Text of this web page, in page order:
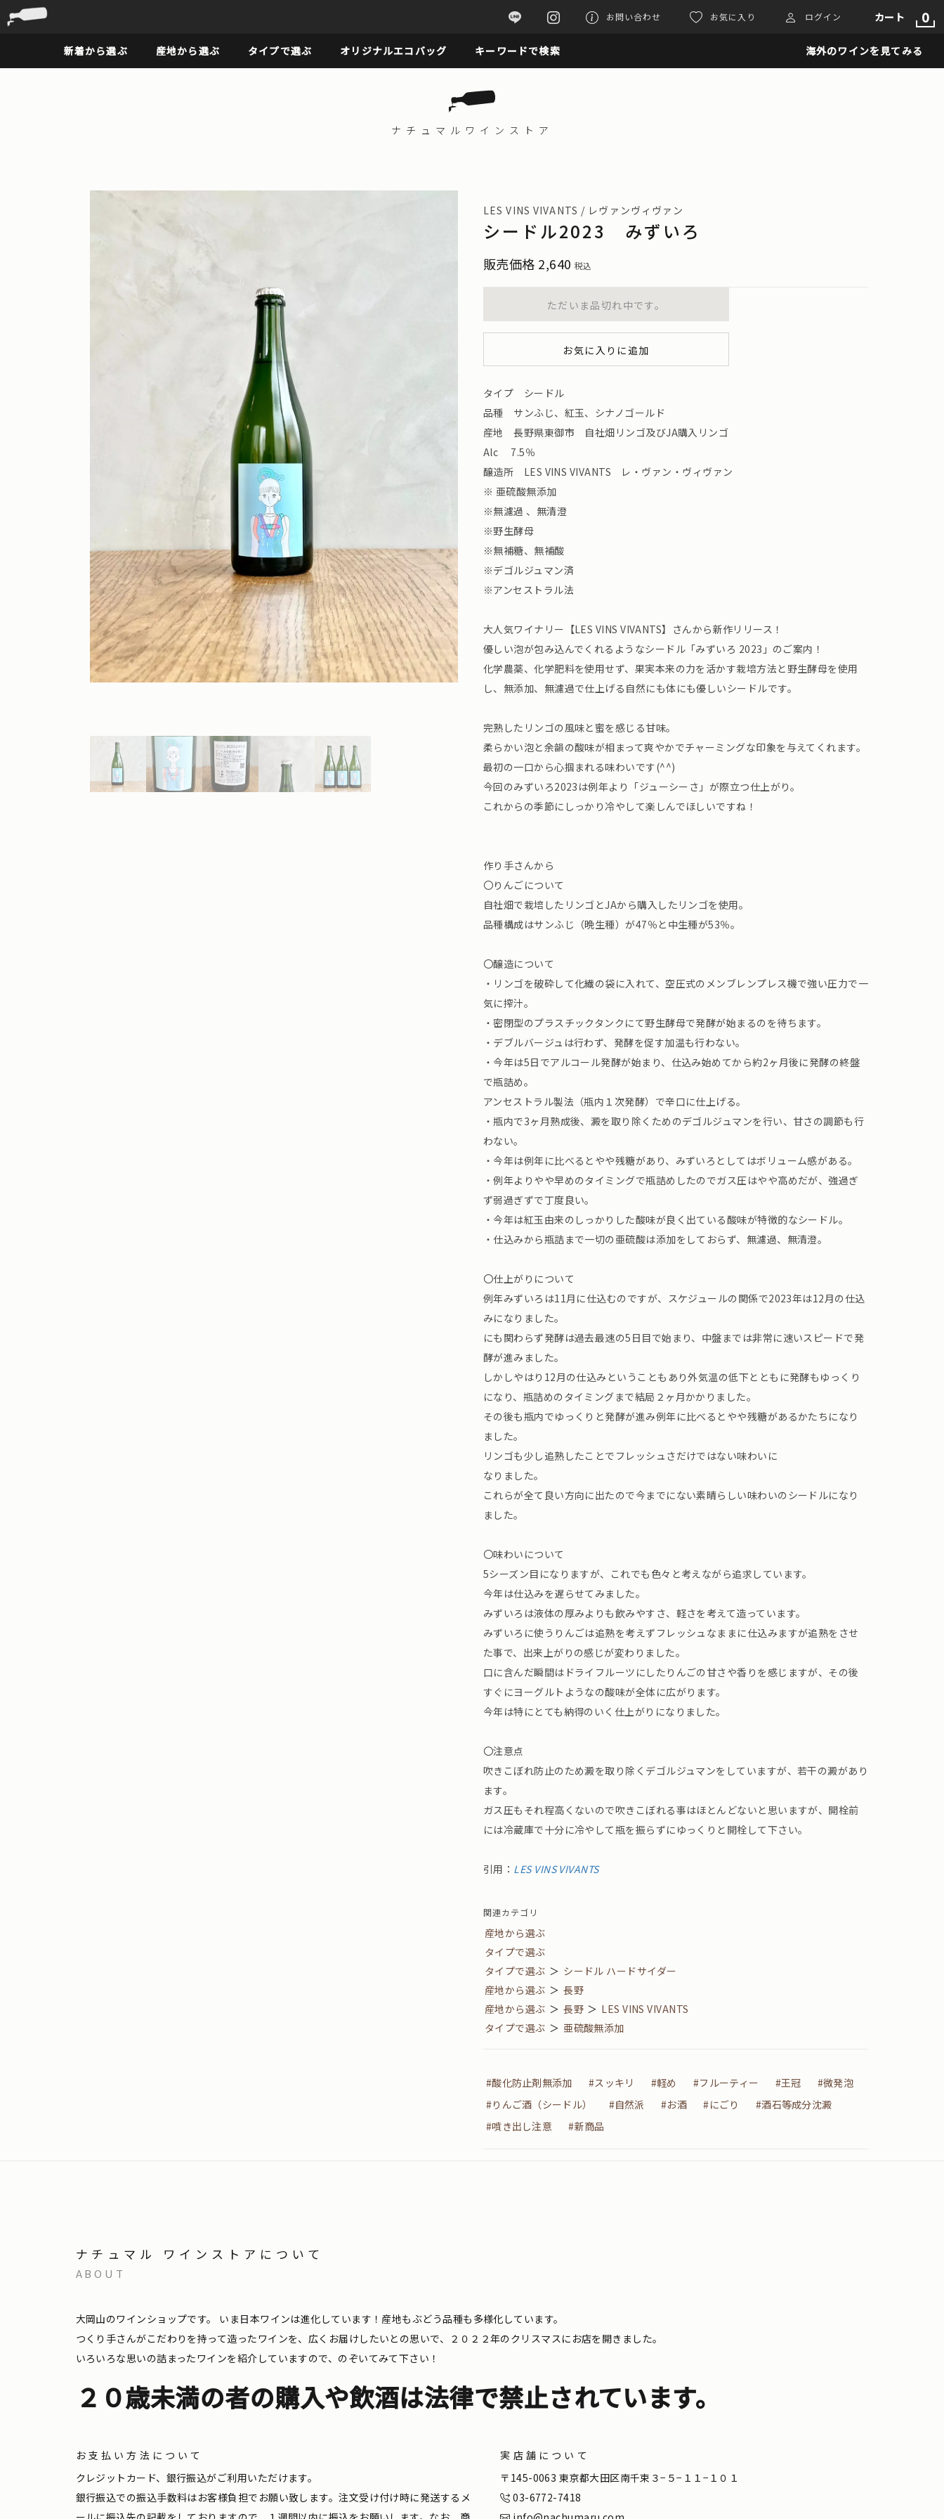
お問い合わせ お気に入り ログイン カート 0
新着から選ぶ 産地から選ぶ タイプで選ぶ オリジナルエコバッグ キーワードで検索 海外のワインを見てみる
ナチュマル ワインストア
LES VINS VIVANTS / レヴァンヴィヴァン
シードル2023 みずいろ
販売価格 2,640 税込
ただいま品切れ中です。
お気に入りに追加
タイプ シードル
品種 サンふじ、紅玉、シナノゴールド
産地 長野県東御市 自社畑リンゴ及びJA購入リンゴ
Alc 7.5％
醸造所 LES VINS VIVANTS レ・ヴァン・ヴィヴァン
※ 亜硫酸無添加
※無濾過 、無清澄
※野生酵母
※無補糖、無補酸
※デゴルジュマン済
※アンセストラル法
大人気ワイナリー【LES VINS VIVANTS】さんから新作リリース！
優しい泡が包み込んでくれるようなシードル「みずいろ 2023」のご案内！
化学農薬、化学肥料を使用せず、果実本来の力を活かす栽培方法と野生酵母を使用
し、無添加、無濾過で仕上げる自然にも体にも優しいシードルです。
完熟したリンゴの風味と蜜を感じる甘味。
柔らかい泡と余韻の酸味が相まって爽やかでチャーミングな印象を与えてくれます。
最初の一口から心掴まれる味わいです(^^)
今回のみずいろ2023は例年より「ジューシーさ」が際立つ仕上がり。
これからの季節にしっかり冷やして楽しんでほしいですね！
作り手さんから
〇りんごについて
自社畑で栽培したリンゴとJAから購入したリンゴを使用。
品種構成はサンふじ（晩生種）が47％と中生種が53％。
〇醸造について
・リンゴを破砕して化繊の袋に入れて、空圧式のメンブレンプレス機で強い圧力で一
気に搾汁。
・密閉型のプラスチックタンクにて野生酵母で発酵が始まるのを待ちます。
・デブルバージュは行わず、発酵を促す加温も行わない。
・今年は5日でアルコール発酵が始まり、仕込み始めてから約2ヶ月後に発酵の終盤
で瓶詰め。
アンセストラル製法（瓶内１次発酵）で辛口に仕上げる。
・瓶内で3ヶ月熟成後、澱を取り除くためのデゴルジュマンを行い、甘さの調節も行
わない。
・今年は例年に比べるとやや残糖があり、みずいろとしてはボリューム感がある。
・例年よりやや早めのタイミングで瓶詰めしたのでガス圧はやや高めだが、強過ぎ
ず弱過ぎずで丁度良い。
・今年は紅玉由来のしっかりした酸味が良く出ている酸味が特徴的なシードル。
・仕込みから瓶詰まで一切の亜硫酸は添加をしておらず、無濾過、無清澄。
〇仕上がりについて
例年みずいろは11月に仕込むのですが、スケジュールの関係で2023年は12月の仕込
みになりました。
にも関わらず発酵は過去最速の5日目で始まり、中盤までは非常に速いスピードで発
酵が進みました。
しかしやはり12月の仕込みということもあり外気温の低下とともに発酵もゆっくり
になり、瓶詰めのタイミングまで結局２ヶ月かかりました。
その後も瓶内でゆっくりと発酵が進み例年に比べるとやや残糖があるかたちになり
ました。
リンゴも少し追熟したことでフレッシュさだけではない味わいに
なりました。
これらが全て良い方向に出たので今までにない素晴らしい味わいのシードルになり
ました。
〇味わいについて
5シーズン目になりますが、これでも色々と考えながら追求しています。
今年は仕込みを遅らせてみました。
みずいろは液体の厚みよりも飲みやすさ、軽さを考えて造っています。
みずいろに使うりんごは追熟を考えずフレッシュなままに仕込みますが追熟をさせ
た事で、出来上がりの感じが変わりました。
口に含んだ瞬間はドライフルーツにしたりんごの甘さや香りを感じますが、その後
すぐにヨーグルトようなの酸味が全体に広がります。
今年は特にとても納得のいく仕上がりになりました。
〇注意点
吹きこぼれ防止のため澱を取り除くデゴルジュマンをしていますが、若干の澱があり
ます。
ガス圧もそれ程高くないので吹きこぼれる事はほとんどないと思いますが、開栓前
には冷蔵庫で十分に冷やして瓶を振らずにゆっくりと開栓して下さい。
引用： LES VINS VIVANTS
関連カテゴリ
産地から選ぶ
タイプで選ぶ
タイプで選ぶ ＞ シードル ハードサイダー
産地から選ぶ ＞ 長野
産地から選ぶ ＞ 長野 ＞ LES VINS VIVANTS
タイプで選ぶ ＞ 亜硫酸無添加
#酸化防止剤無添加 #スッキリ #軽め #フルーティー #王冠
#微発泡
#りんご酒（シードル）
#自然派 #お酒 #にごり
#酒石等成分沈澱
#噴き出し注意
#新商品
ナチュマル ワインストアについて
ABOUT
大岡山のワインショップです。
いま日本ワインは進化しています！産地もぶどう品種も多様化しています。
つくり手さんがこだわりを持って造ったワインを、広くお届けしたいとの思いで、２０２２年のクリスマスにお店を開きました。
いろいろな思いの詰まったワインを紹介していますので、のぞいてみて下さい！
２０歳未満の者の購入や飲酒は法律で禁止されています。
お支払い方法について
クレジットカード、銀行振込がご利用いただけます。
銀行振込での振込手数料はお客様負担でお願い致します。注文受け付け時に発送するメ
実店舗について
〒145-0063 東京都大田区南千束３−５−１１−１０１
03-6772-7418